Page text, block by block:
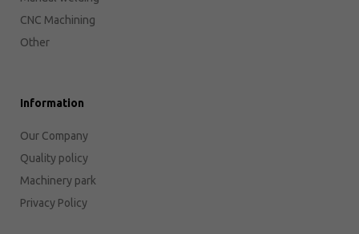
CNC Machining
Other
Information
Our Company
Quality policy
Machinery park
Privacy Policy